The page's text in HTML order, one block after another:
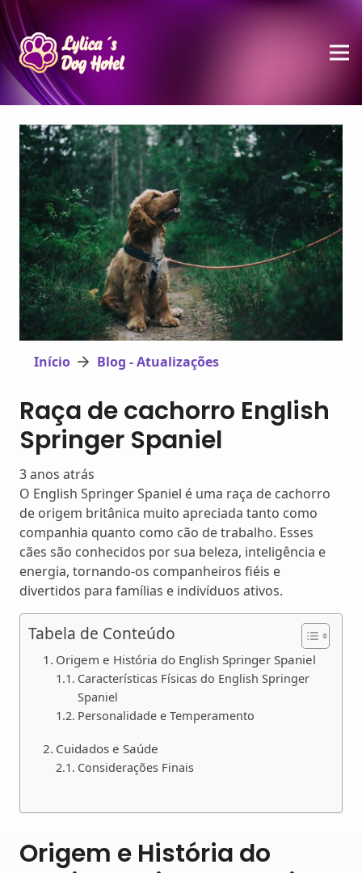
Início Blog - Atualizações
Raça de cachorro English
Springer Spaniel
3 anos atrás
O English Springer Spaniel é uma raça de cachorro
de origem britânica muito apreciada tanto como
companhia quanto como cão de trabalho. Esses
cães são conhecidos por sua beleza, inteligência e
energia, tornando-os companheiros fiéis e
divertidos para famílias e indivíduos ativos.
Tabela de Conteúdo
Origem e História do English Springer Spaniel
Características Físicas do English Springer
Spaniel
Personalidade e Temperamento
Cuidados e Saúde
Considerações Finais
Origem e História do